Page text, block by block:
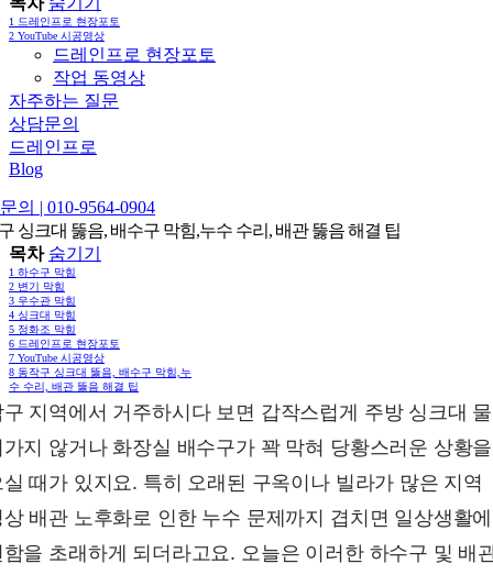
1 드레인프로 현장포토
2 YouTube 시공영상
드레인프로 현장포토
작업 동영상
자주하는 질문
상담문의
드레인프로
Blog
의 | 010-9564-0904
싱크대 뚫음, 배수구 막힘,누수 수리, 배관 뚫음 해결 팁
목차 숨기기
1 하수구 막힘
2 변기 막힘
3 우수관 막힘
4 싱크대 막힘
5 정화조 막힘
6 드레인프로 현장포토
7 YouTube 시공영상
8 동작구 싱크대 뚫음, 배수구 막힘,누
수 수리, 배관 뚫음 해결 팁
지역에서 거주하시다 보면 갑작스럽게 주방 싱크대
지 않거나 화장실 배수구가 꽉 막혀 당황스러운 상황을
때가 있지요. 특히 오래된 구옥이나 빌라가 많은 지역
배관 노후화로 인한 누수 문제까지 겹치면 일상생활
을 초래하게 되더라고요. 오늘은 이러한 하수구 및 배